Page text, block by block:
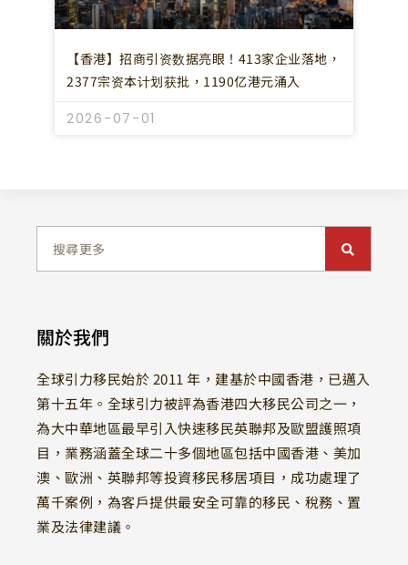
【香港】招商引资数据亮眼！413家企业落地，
2377宗资本计划获批，1190亿港元涌入
2026-07-01
關於我們
全球引力移民始於 2011 年，建基於中國香港，已邁入
第十五年。全球引力被評為香港四大移民公司之一，
為大中華地區最早引入快速移民英聯邦及歐盟護照項
目，業務涵蓋全球二十多個地區包括中國香港、美加
澳、歐洲、英聯邦等投資移民移居項目，成功處理了
萬千案例，為客戶提供最安全可靠的移民、稅務、置
業及法律建議。